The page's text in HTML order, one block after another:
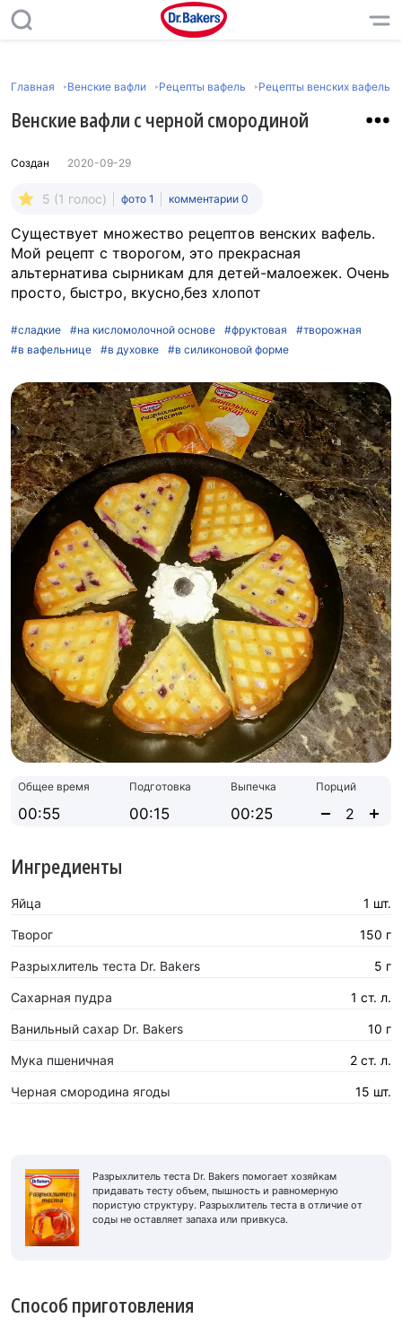
Главная Венские вафли Рецепты вафель Рецепты венских вафель
Венские вафли с черной смородиной
Создан 2020-09-29
5 (1 голос) фото 1 комментарии 0
Существует множество рецептов венских вафель.
Мой рецепт с творогом, это прекрасная
альтернатива сырникам для детей-малоежек. Очень
просто, быстро, вкусно,без хлопот
#сладкие #на кисломолочной основе #фруктовая
#творожная
#в вафельнице
#в духовке #в силиконовой форме
Общее время
00:55
Подготовка
00:15
Выпечка
00:25
Порций
Ингредиенты
Яйца 1 шт.
Творог 150 г
Разрыхлитель теста Dr. Bakers 5 г
Сахарная пyдра 1 ст. л.
Ванильный сахар Dr. Bakers 10 г
Мука пшеничная 2 ст. л.
Черная смородина ягоды 15 шт.
Разрыхлитель теста Dr. Bakers помогает хозяйкам
придавать тесту объем, пышность и равномерную
пористую структуру. Разрыхлитель теста в отличие от
соды не оставляет запаха или привкуса.
Способ приготовления